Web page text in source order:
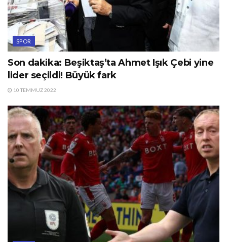
SPOR
Son dakika: Beşiktaş’ta Ahmet Işık Çebi yine
lider seçildi! Büyük fark
10 TEMMUZ 2022